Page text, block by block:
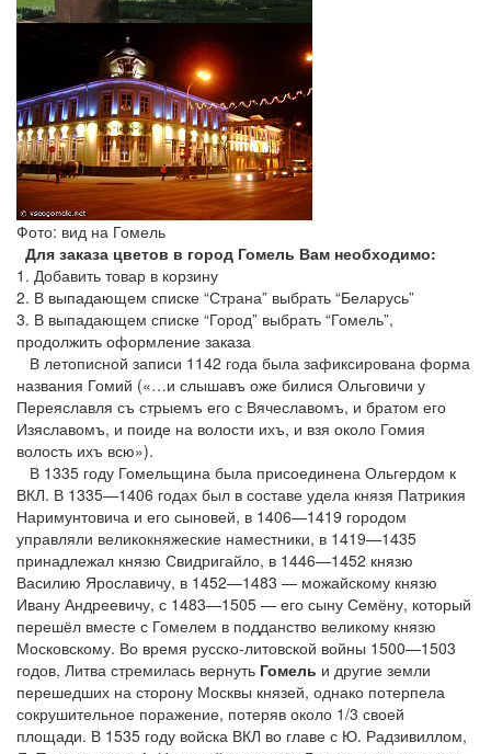
Фото: вид на Гомель
Для заказа цветов в город Гомель Вам необходимо:
1. Добавить товар в корзину
2. В выпадающем списке “Страна” выбрать “Беларусь”
3. В выпадающем списке “Город” выбрать “Гомель”,
продолжить оформление заказа
В летописной записи 1142 года была зафиксирована форма
названия Гомий («…и слышавъ оже билися Ольговичи у
Переяславля съ стрыемъ его с Вячеславомъ, и братом его
Изяславомъ, и поиде на волости ихъ, и взя около Гомия
волость ихъ всю»).
В 1335 году Гомельщина была присоединена Ольгердом к
ВКЛ. В 1335—1406 годах был в составе удела князя Патрикия
Наримунтовича и его сыновей, в 1406—1419 городом
управляли великокняжеские наместники, в 1419—1435
принадлежал князю Свидригайло, в 1446—1452 князю
Василию Ярославичу, в 1452—1483 — можайскому князю
Ивану Андреевичу, с 1483—1505 — его сыну Семёну, который
перешёл вместе с Гомелем в подданство великому князю
Московскому. Во время русско-литовской войны 1500—1503
годов, Литва стремилась вернуть Гомель и другие земли
перешедших на сторону Москвы князей, однако потерпела
сокрушительное поражение, потеряв около 1/3 своей
площади. В 1535 году войска ВКЛ во главе с Ю. Радзивиллом,